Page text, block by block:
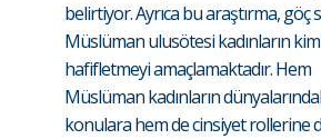
belirtiyor. Ayrıca bu araştırma, göç
Müslüman ulusötesi kadınların
hafifletmeyi amaçlamaktadır. Hem
Müslüman kadınların
konulara hem de cinsiyet rollerine